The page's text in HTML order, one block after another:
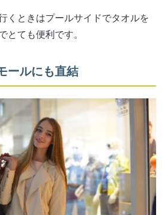
くときはプールサイドでタオルを
とても便利です。
ールにも直結